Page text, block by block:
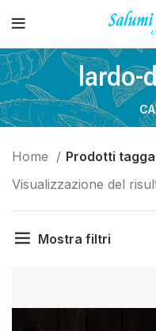
lardo-
Home
Prodotti
Visualizzazione del
Mostra filtri